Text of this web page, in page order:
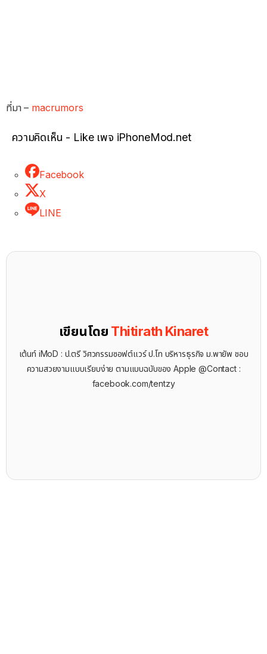
ที่มา – macrumors
ความคิดเห็น - Like เพจ iPhoneMod.net
Facebook
X
LINE
เขียนโดย Thitirath Kinaret
เต้นท์ iMoD : ป.ตรี วิศวกรรมซอฟต์แวร์ ป.โท บริหารธุรกิจ ม.พายัพ ชอบ
ความสวยงามแบบเรียบง่าย ตามแบบฉบับของ Apple @Contact :
facebook.com/tentzy